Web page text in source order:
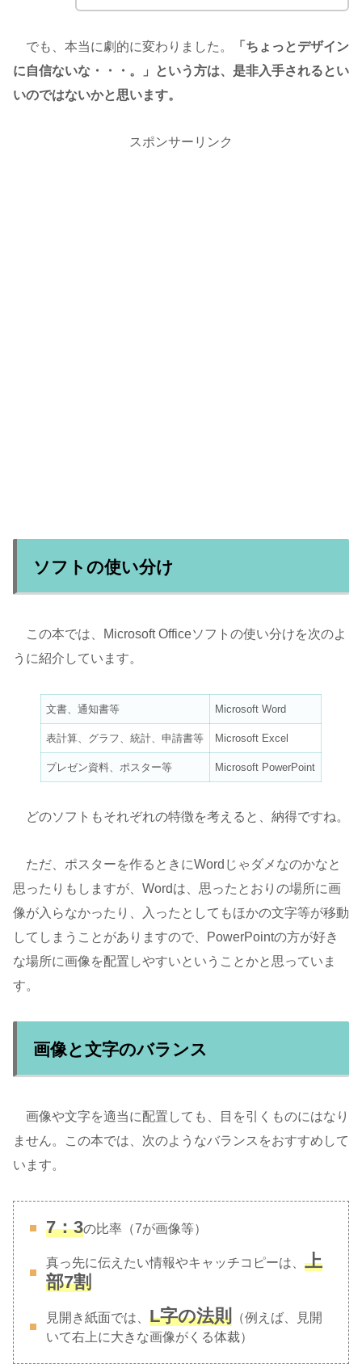
でも、本当に劇的に変わりました。
「ちょっとデザイン
に自信ないな・・・。」という方は、是非入手されるとい
いのではないかと思います。
スポンサーリンク
ソフトの使い分け
この本では、Microsoft Officeソフトの使い分けを次のよ
うに紹介しています。
文書、通知書等 Microsoft Word
表計算、グラフ、統計、申請書等 Microsoft Excel
プレゼン資料、ポスター等 Microsoft PowerPoint
どのソフトもそれぞれの特徴を考えると、納得ですね。
ただ、ポスターを作るときにWordじゃダメなのかなと
思ったりもしますが、Wordは、思ったとおりの場所に画
像が入らなかったり、入ったとしてもほかの文字等が移動
してしまうことがありますので、PowerPointの方が好き
な場所に画像を配置しやすいということかと思っていま
す。
画像と文字のバランス
画像や文字を適当に配置しても、目を引くものにはなり
ません。この本では、次のようなバランスをおすすめして
います。
7：3の比率（7が画像等）
真っ先に伝えたい情報やキャッチコピーは、 上
部7割
見開き紙面では、 L字の法則 （例えば、見開
いて右上に大きな画像がくる体裁）